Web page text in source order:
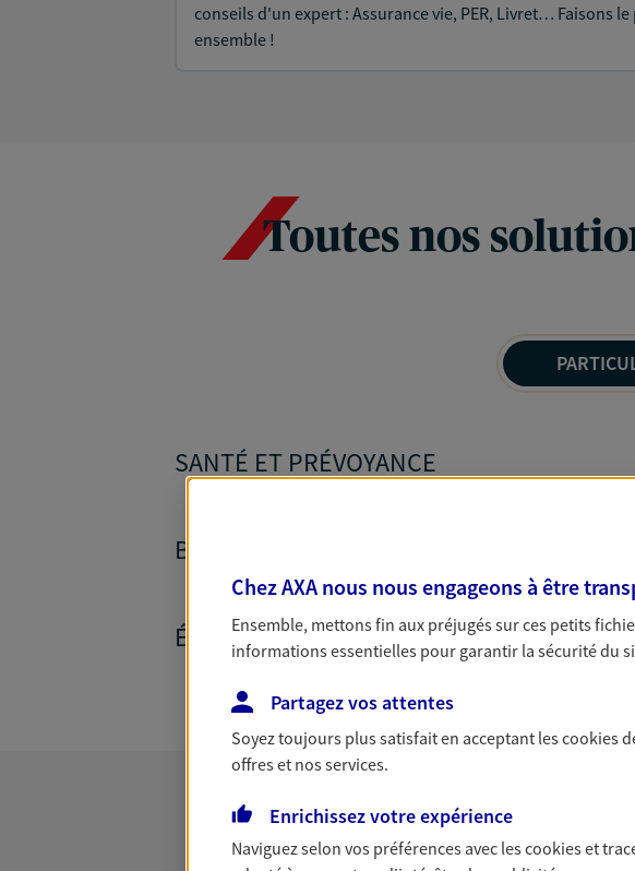
conseils d'un expert : Assurance vie, PER, Livret… Faisons
ensemble !
Toutes nos
SANTÉ ET PRÉVOYANCE
BANQUE ET CRÉDITS
ÉPARGNE ET RETRAITE
Chez AXA nous nous engageons à être
Ensemble, mettons fin aux préjugés sur ces petits
informations essentielles pour garantir la sécurité du
Partagez vos attentes
Soyez toujours plus satisfait en acceptant lescookies
offres et nos services.
Enrichissez votre expérience
Naviguez selon vos préférences avec lescookies et